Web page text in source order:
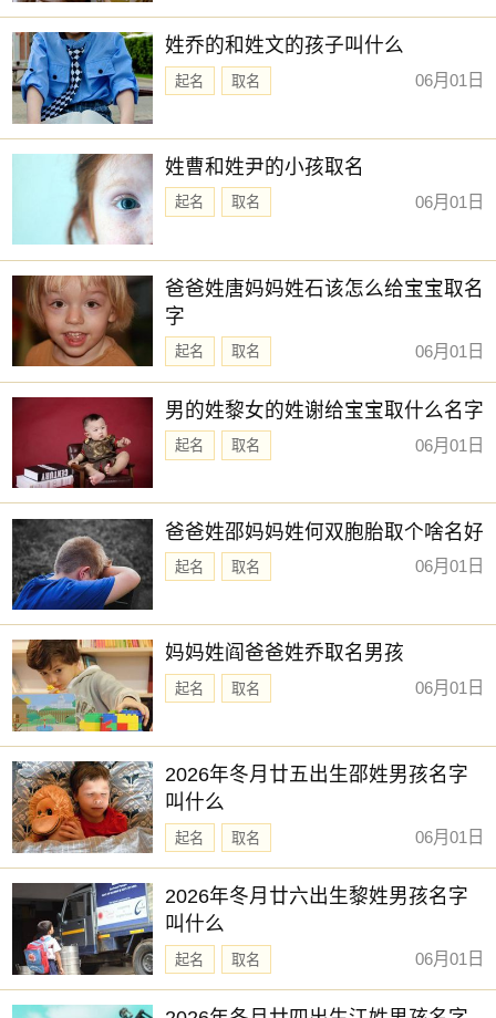
姓乔的和姓文的孩子叫什么
起名 取名 06月01日
姓曹和姓尹的小孩取名
起名 取名 06月01日
爸爸姓唐妈妈姓石该怎么给宝宝取名
字
起名 取名 06月01日
男的姓黎女的姓谢给宝宝取什么名字
起名 取名 06月01日
爸爸姓邵妈妈姓何双胞胎取个啥名好
起名 取名 06月01日
妈妈姓阎爸爸姓乔取名男孩
起名 取名 06月01日
2026年冬月廿五出生邵姓男孩名字
叫什么
起名 取名 06月01日
2026年冬月廿六出生黎姓男孩名字
叫什么
起名 取名 06月01日